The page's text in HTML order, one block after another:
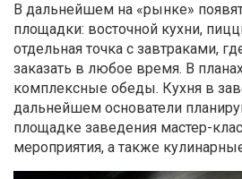
В дальнейшем на «рынке»
площадки: восточной кухни,
отдельная точка с завтраками,
заказать в любое время. В
комплексные обеды. Кухня в
дальнейшем основатели
площадке заведения мастер-
мероприятия, а также